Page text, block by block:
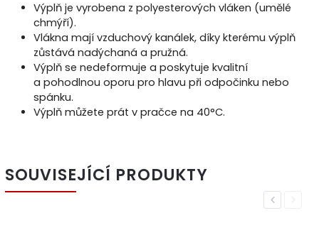
Výplň je vyrobena z polyesterových vláken (umělé
chmýří).
Vlákna mají vzduchový kanálek, díky kterému výplň
zůstává nadýchaná a pružná.
Výplň se nedeformuje a poskytuje kvalitní
a pohodlnou oporu pro hlavu při odpočinku nebo
spánku.
Výplň můžete prát v pračce na 40°C.
SOUVISEJÍCÍ PRODUKTY
PreviousNext